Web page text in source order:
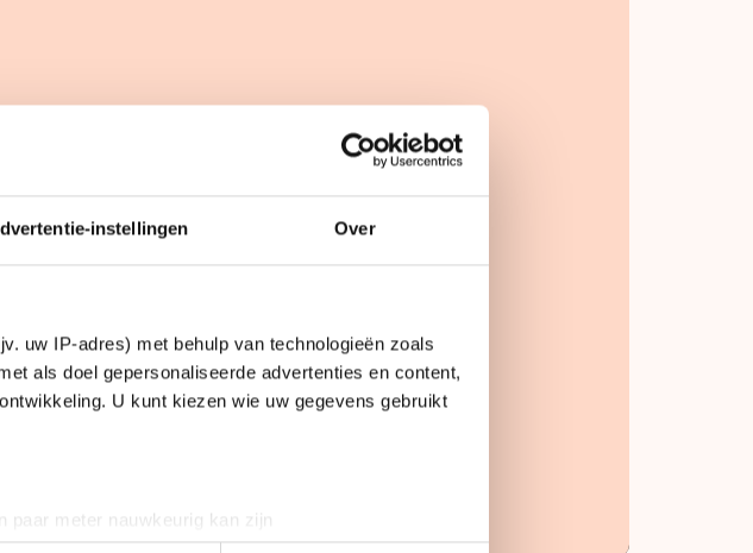
instellingen Over
uw IP-adres) met behulp van technologieën zoals
als doel gepersonaliseerde advertenties en content,
U kunt kiezen wie uw gegevens gebruikt
paar meter nauwkeurig kan zijn
eigenschappen (fingerprinting)